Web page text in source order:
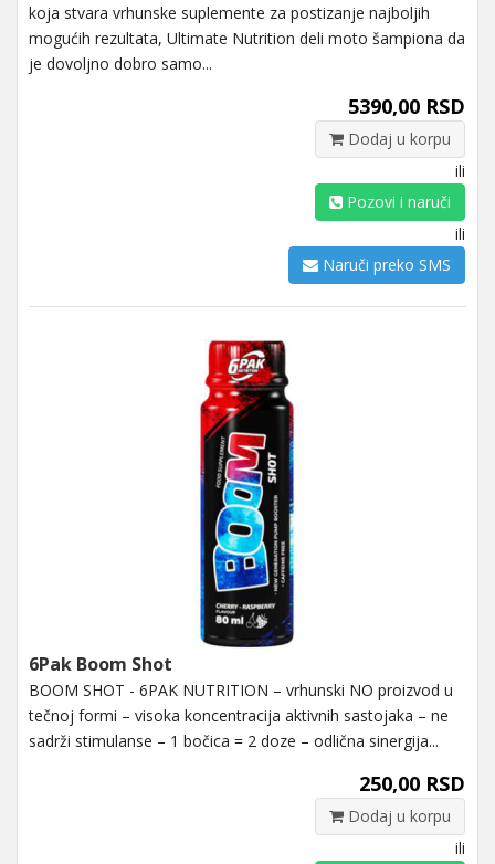
koja stvara vrhunske suplemente za postizanje najboljih
mogućih rezultata, Ultimate Nutrition deli moto šampiona da
je dovoljno dobro samo...
5390,00 RSD
Dodaj u korpu
ili
Pozovi i naruči
ili
Naruči preko SMS
6Pak Boom Shot
BOOM SHOT - 6PAK NUTRITION – vrhunski NO proizvod u
tečnoj formi – visoka koncentracija aktivnih sastojaka – ne
sadrži stimulanse – 1 bočica = 2 doze – odlična sinergija...
250,00 RSD
Dodaj u korpu
ili